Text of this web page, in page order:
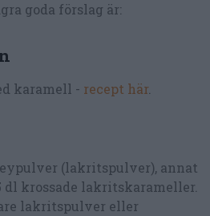
goda förslag är:
karamell - recept här.
(lakritspulver), annat
krossade lakritskarameller.
lakritspulver eller